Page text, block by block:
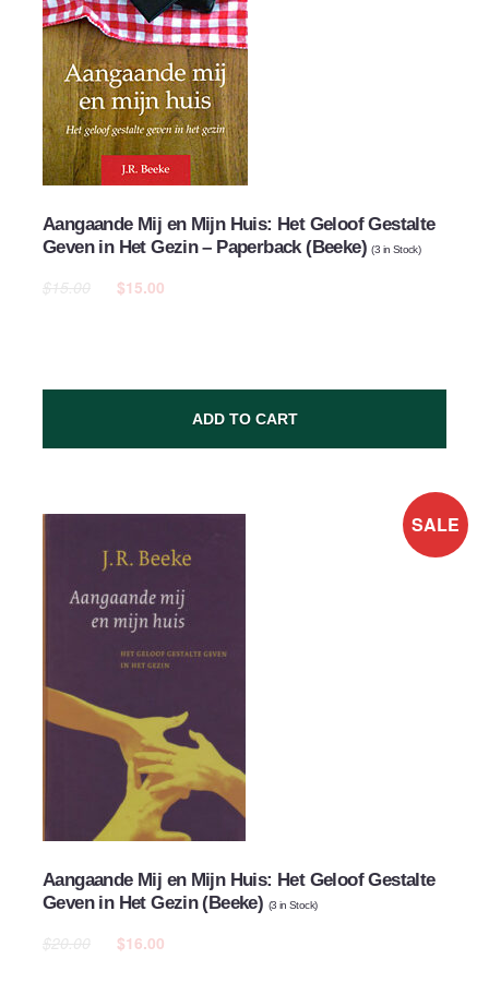
Aangaande Mij en Mijn Huis: Het Geloof Gestalte
Geven in Het Gezin – Paperback (Beeke)(3 in Stock)
$15.00 $15.00
ADD TO CART
SALE
Aangaande Mij en Mijn Huis: Het Geloof Gestalte
Geven in Het Gezin (Beeke) (3 in Stock)
$20.00 $16.00